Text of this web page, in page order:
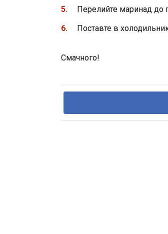
Перелийте маринад до
Поставте в
Смачного!